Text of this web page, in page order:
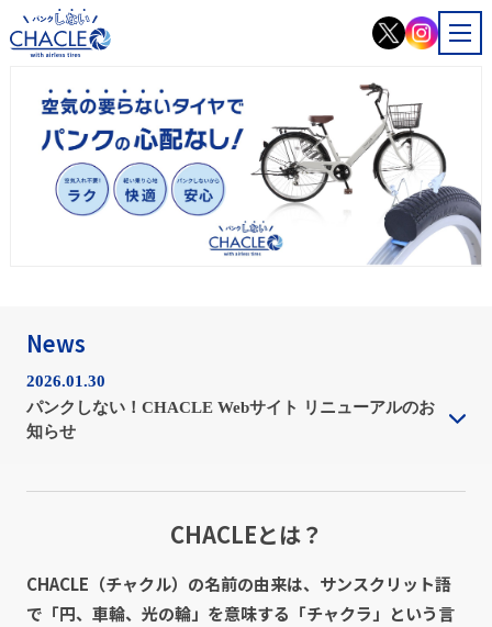
News
2026.01.30
パンクしない！CHACLE Webサイト リニューアルのお
知らせ
今回のリニューアルでは、CHACLEの特長である「パンクしな
い自転車」をより分かりやすくお伝えするため、
た。
また、
CHACLEとは？
CHACLE（チャクル）の名前の由来は、サンスクリット語
で「円、車輪、光の輪」を意味する「チャクラ」という言